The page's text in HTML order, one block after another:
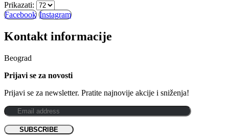
Prikazati:
Facebook Instagram
Kontakt informacije
Beograd
Prijavi se za novosti
Prijavi se za newsletter. Pratite najnovije akcije i sniženja!